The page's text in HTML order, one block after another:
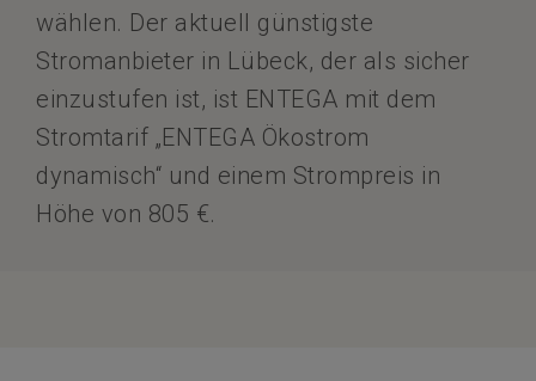
wählen. Der aktuell günstigste
Stromanbieter in Lübeck, der als sicher
einzustufen ist, ist ENTEGA mit dem
Stromtarif „ENTEGA Ökostrom
dynamisch“ und einem Strompreis in
Höhe von 805 €.